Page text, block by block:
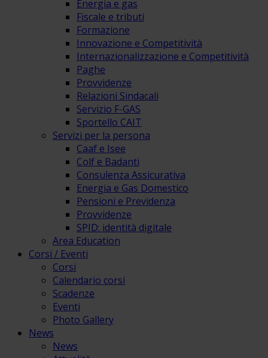
Energia e gas
Fiscale e tributi
Formazione
Innovazione e Competitività
Internazionalizzazione e Competitività
Paghe
Provvidenze
Relazioni Sindacali
Servizio F-GAS
Sportello CAIT
Servizi per la persona
Caaf e Isee
Colf e Badanti
Consulenza Assicurativa
Energia e Gas Domestico
Pensioni e Previdenza
Provvidenze
SPID: identità digitale
Area Education
Corsi / Eventi
Corsi
Calendario corsi
Scadenze
Eventi
Photo Gallery
News
News